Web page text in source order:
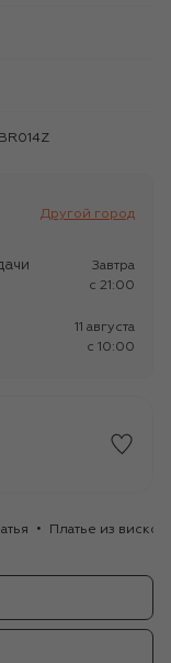
BR014Z
Другой город
Завтра
c 21:00
11 августа
c 10:00
Платье из